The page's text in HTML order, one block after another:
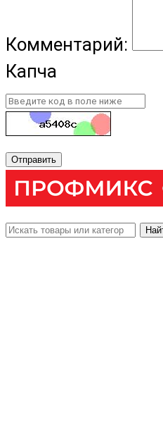
Комментарий:
Капча
Отправить